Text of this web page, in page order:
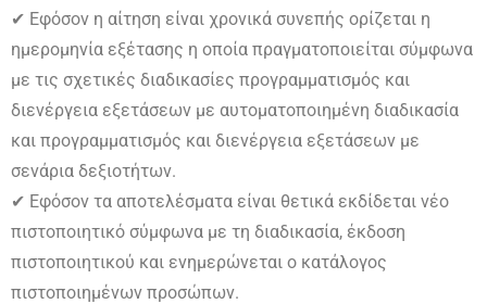
✔ Εφόσον η αίτηση είναι χρονικά συνεπής ορίζεται η
ημερομηνία εξέτασης η οποία πραγματοποιείται σύμφωνα
με τις σχετικές διαδικασίες προγραμματισμός και
διενέργεια εξετάσεων με αυτοματοποιημένη διαδικασία
και προγραμματισμός και διενέργεια εξετάσεων με
σενάρια δεξιοτήτων.
✔ Εφόσον τα αποτελέσματα είναι θετικά εκδίδεται νέο
πιστοποιητικό σύμφωνα με τη διαδικασία, έκδοση
πιστοποιητικού και ενημερώνεται ο κατάλογος
πιστοποιημένων προσώπων.